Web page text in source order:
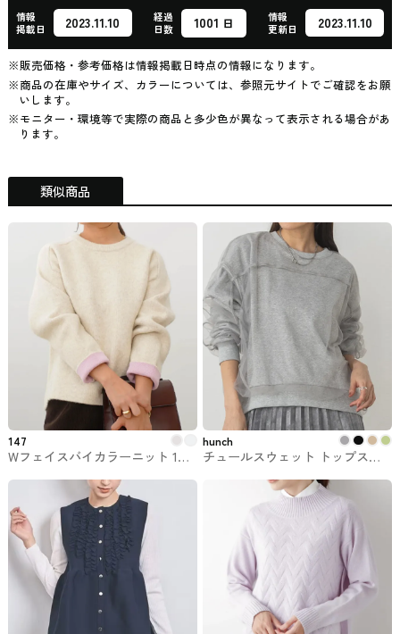
情報
掲載日
2023.11.10
経過
日数
1001 日
情報
更新日
2023.11.10
※販売価格・参考価格は情報掲載日時点の情報になります。
※商品の在庫やサイズ、カラーについては、参照元サイトでご確認をお願
いします。
※モニター・環境等で実際の商品と多少色が異なって表示される場合があ
ります。
類似商品
147
Wフェイスバイカラーニット 147
hunch
チュールスウェット トップス